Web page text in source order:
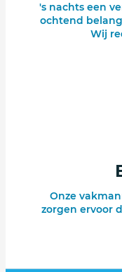
's nachts een
ochtend
Wij
Onze
zorgen ervoor